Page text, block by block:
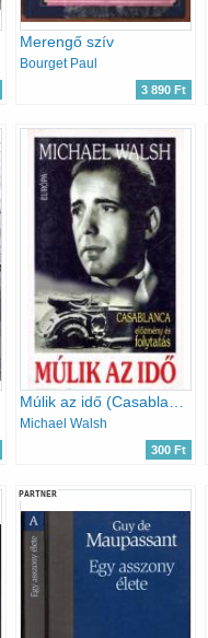
Merengő szív
Bourget Paul
3 890 Ft
Michael Walsh
300 Ft
PARTNER